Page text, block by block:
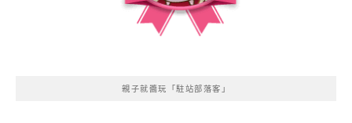
親子就醬玩「駐站部落客」